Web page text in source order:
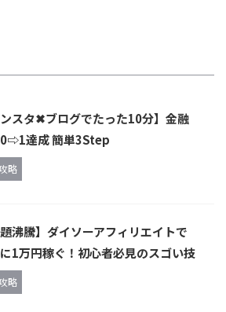
ンスタ✖︎ブログでたった10分】金融
達成 簡単3Step
略
題沸騰】ダイソーアフィリエイトで
1万円稼ぐ！初心者必見のスゴい技
略